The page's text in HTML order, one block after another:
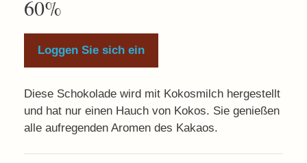
60%
Loggen Sie sich ein
Diese Schokolade wird mit Kokosmilch hergestellt
und hat nur einen Hauch von Kokos. Sie genießen
alle aufregenden Aromen des Kakaos.